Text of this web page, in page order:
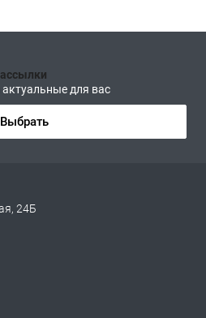
для вас
Выбрать
24Б